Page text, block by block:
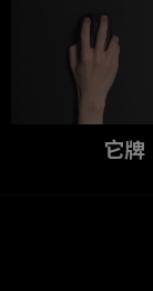
它牌